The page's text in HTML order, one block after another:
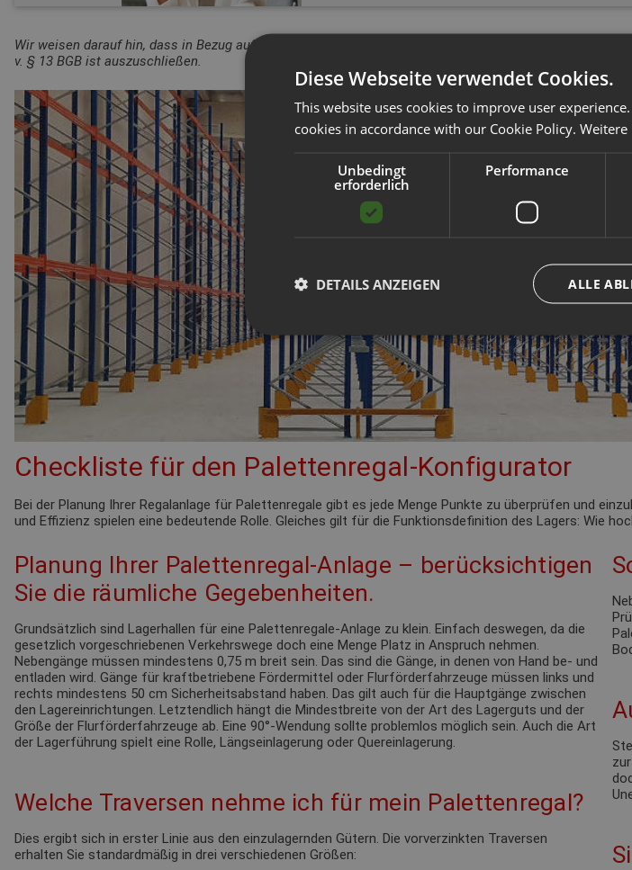
Wir weisen darauf hin, dass in Bezug auf die Produktsicherheitsverordnung das hier angebotene
v. § 13 BGB ist auszuschließen.
Checkliste für den Palettenregal-Konfigurator
Bei der Planung Ihrer Regalanlage für Palettenregale gibt es jede Menge Punkte zu überprüfen und
und Effizienz spielen eine bedeutende Rolle. Gleiches gilt für die Funktionsdefinition des Lagers: Wie
Planung Ihrer Palettenregal-Anlage – berücksichtigen
Sie die räumliche Gegebenheiten.
Grundsätzlich sind Lagerhallen für eine Palettenregale-Anlage zu klein. Einfach deswegen, da die
gesetzlich vorgeschriebenen Verkehrswege doch eine Menge Platz in Anspruch nehmen.
Nebengänge müssen mindestens 0,75 m breit sein. Das sind die Gänge, in denen von Hand be- und
entladen wird. Gänge für kraftbetriebene Fördermittel oder Flurförderfahrzeuge müssen links und
rechts mindestens 50 cm Sicherheitsabstand haben. Das gilt auch für die Hauptgänge zwischen
den Lagereinrichtungen. Letztendlich hängt die Mindestbreite von der Art des Lagerguts und der
Größe der Flurförderfahrzeuge ab. Eine 90°-Wendung sollte problemlos möglich sein. Auch die Art
der Lagerführung spielt eine Rolle, Längseinlagerung oder Quereinlagerung.
Welche Traversen nehme ich für mein Palettenregal?
Dies ergibt sich in erster Linie aus den einzulagernden Gütern. Die vorverzinkten Traversen
erhalten Sie standardmäßig in drei verschiedenen Größen:
Diese Webseite verwendet Cookies.
This website uses cookies to improve user
cookies in accordance with our Cookie Policy.
Unbedingt
erforderlich
Performance
ALLE
DETAILS ANZEIGEN